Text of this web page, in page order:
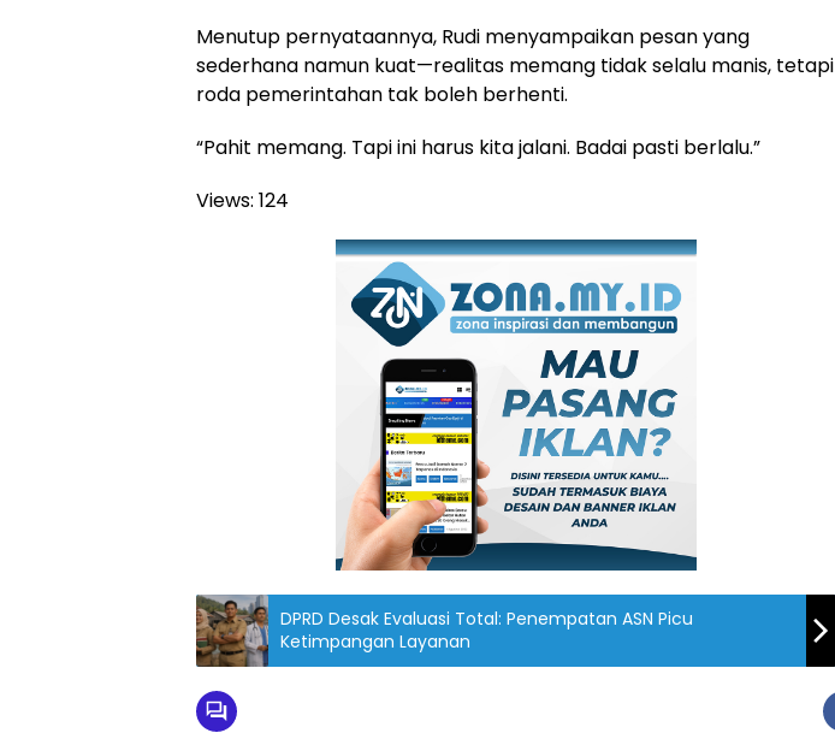
Menutup pernyataannya, Rudi menyampaikan pesan yang
sederhana namun kuat—realitas memang tidak selalu manis, tetapi
roda pemerintahan tak boleh berhenti.
“Pahit memang. Tapi ini harus kita jalani. Badai pasti berlalu.”
Views: 124
DPRD Desak Evaluasi Total: Penempatan ASN Picu
Ketimpangan Layanan